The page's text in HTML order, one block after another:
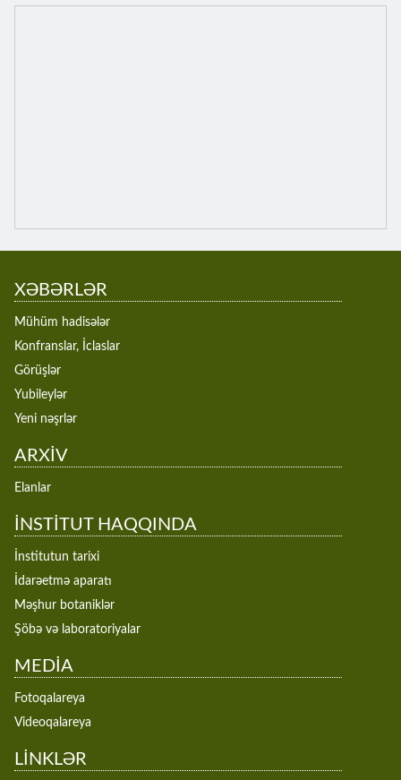
XƏBƏRLƏR
Mühüm hadisələr
Konfranslar, İclaslar
Görüşlər
Yubileylər
Yeni nəşrlər
ARXİV
Elanlar
İNSTİTUT HAQQINDA
İnstitutun tarixi
İdarəetmə aparatı
Məşhur botaniklər
Şöbə və laboratoriyalar
MEDİA
Fotoqalareya
Videoqalareya
LİNKLƏR